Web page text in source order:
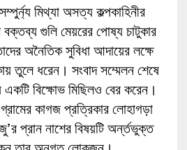
মিথ্যা অসত্য কল্পকাহিনীর
গুলি মেয়রের পোষ্য চাটুকার
অনৈতিক সুবিধা আদায়ের লক্ষে
তুলে ধরেন। সংবাদ সম্মেলন শেষে
বিক্ষোভ মিছিলও বের করেন।
গ্রামের কাগজ প্রত্রিকার লোহাগড়া
প্রান নাশের বিষয়টি অর্ন্তভুক্ত